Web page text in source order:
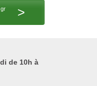
>
de 10h à